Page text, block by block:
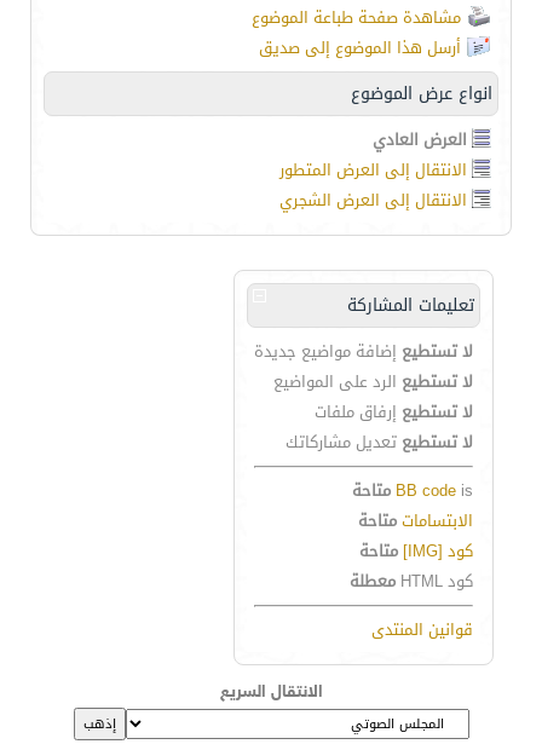
مشاهدة صفحة طباعة الموضوع
أرسل هذا الموضوع إلى صديق
انواع عرض الموضوع
العرض العادي
الانتقال إلى العرض المتطور
الانتقال إلى العرض الشجري
تعليمات المشاركة
لا تستطيع إضافة مواضيع جديدة
لا تستطيع الرد على المواضيع
لا تستطيع إرفاق ملفات
لا تستطيع تعديل مشاركاتك
BB code is
متاحة
الابتساماتمتاحة
كود [IMG]
متاحة
كود HTML
معطلة
قوانين المنتدى
الانتقال السريع